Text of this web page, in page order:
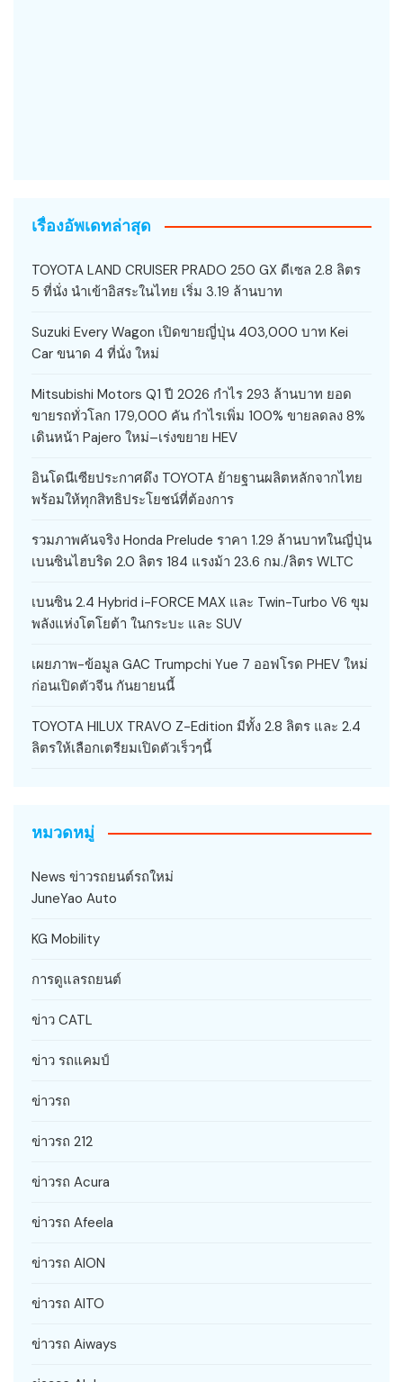
เรื่องอัพเดทล่าสุด
TOYOTA LAND CRUISER PRADO 250 GX ดีเซล 2.8 ลิตร
5 ที่นั่ง นำเข้าอิสระในไทย เริ่ม 3.19 ล้านบาท
Suzuki Every Wagon เปิดขายญี่ปุ่น 403,000 บาท Kei
Car ขนาด 4 ที่นั่ง ใหม่
Mitsubishi Motors Q1 ปี 2026 กำไร 293 ล้านบาท ยอด
ขายรถทั่วโลก 179,000 คัน กำไรเพิ่ม 100% ขายลดลง 8%
เดินหน้า Pajero ใหม่–เร่งขยาย HEV
อินโดนีเซียประกาศดึง TOYOTA ย้ายฐานผลิตหลักจากไทย
พร้อมให้ทุกสิทธิประโยชน์ที่ต้องการ
รวมภาพคันจริง Honda Prelude ราคา 1.29 ล้านบาทในญี่ปุ่น
เบนซินไฮบริด 2.0 ลิตร 184 แรงม้า 23.6 กม./ลิตร WLTC
เบนซิน 2.4 Hybrid i-FORCE MAX และ Twin-Turbo V6 ขุม
พลังแห่งโตโยต้า ในกระบะ และ SUV
เผยภาพ-ข้อมูล GAC Trumpchi Yue 7 ออฟโรด PHEV ใหม่
ก่อนเปิดตัวจีน กันยายนนี้
TOYOTA HILUX TRAVO Z-Edition มีทั้ง 2.8 ลิตร และ 2.4
ลิตรให้เลือกเตรียมเปิดตัวเร็วๆนี้
หมวดหมู่
News ข่าวรถยนต์รถใหม่
JuneYao Auto
KG Mobility
การดูแลรถยนต์
ข่าว CATL
ข่าว รถแคมป์
ข่าวรถ
ข่าวรถ 212
ข่าวรถ Acura
ข่าวรถ Afeela
ข่าวรถ AION
ข่าวรถ AITO
ข่าวรถ Aiways